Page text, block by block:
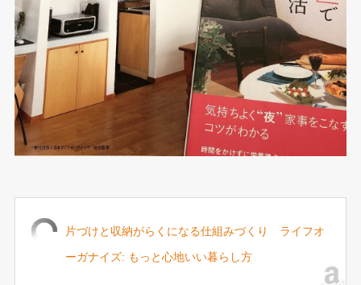
片づけと収納がらくになる仕組みづくり ライフオ
ーガナイズ: もっと心地いい暮らし方